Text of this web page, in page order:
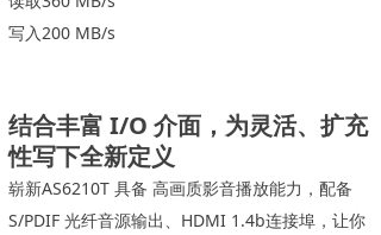
写入200 MB/s
结合丰富 I/O 介面，为灵活、扩充
性写下全新定义
崭新AS6210T 具备 高画质影音播放能力，配备
S/PDIF 光纤音源输出、HDMI 1.4b连接埠，让你